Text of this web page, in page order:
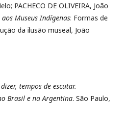
PACHECO DE OLIVEIRA, João
Museus Indígenas: Formas de
da ilusão museal, João
tempos de escutar.
Brasil e na Argentina. São Paulo,